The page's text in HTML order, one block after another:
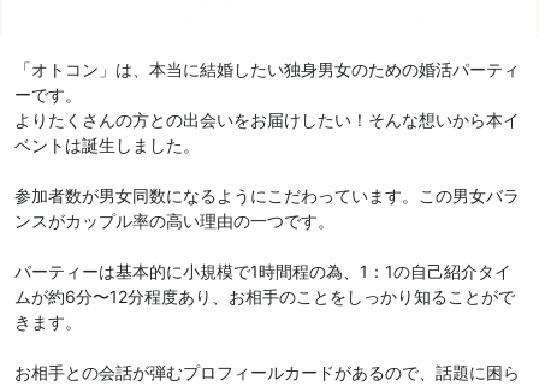
「オトコン」は、本当に結婚したい独身男女のための婚活パーティ
ーです。
よりたくさんの方との出会いをお届けしたい！そんな想いから本イ
ベントは誕生しました。
参加者数が男女同数になるようにこだわっています。この男女バラ
ンスがカップル率の高い理由の一つです。
パーティーは基本的に小規模で1時間程の為、1：1の自己紹介タイ
ムが約6分〜12分程度あり、お相手のことをしっかり知ることがで
きます。
お相手との会話が弾むプロフィールカードがあるので、話題に困ら